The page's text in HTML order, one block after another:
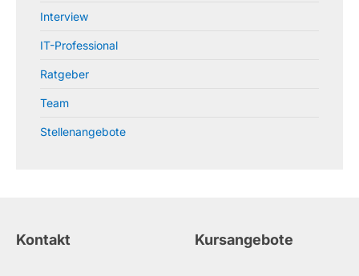
Interview
IT-Professional
Ratgeber
Team
Stellenangebote
Kontakt Kursangebote